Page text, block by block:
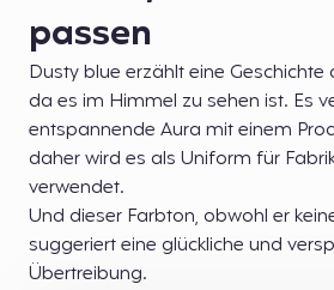
passen
Dusty blue erzählt eine Geschichte
da es im Himmel zu sehen ist. Es
entspannende Aura mit einem
daher wird es als Uniform für
verwendet.
Und dieser Farbton, obwohl er
suggeriert eine glückliche und
Übertreibung.